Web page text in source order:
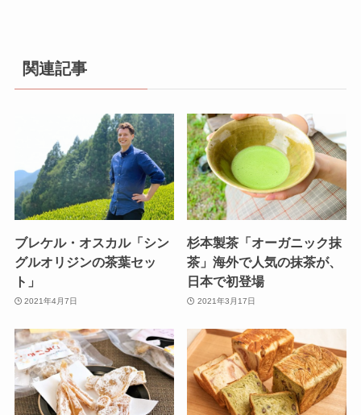
関連記事
ブレケル・オスカル「シン
グルオリジンの茶葉セッ
ト」
2021年4月7日
杉本製茶「オーガニック抹
茶」海外で人気の抹茶が、
日本で初登場
2021年3月17日